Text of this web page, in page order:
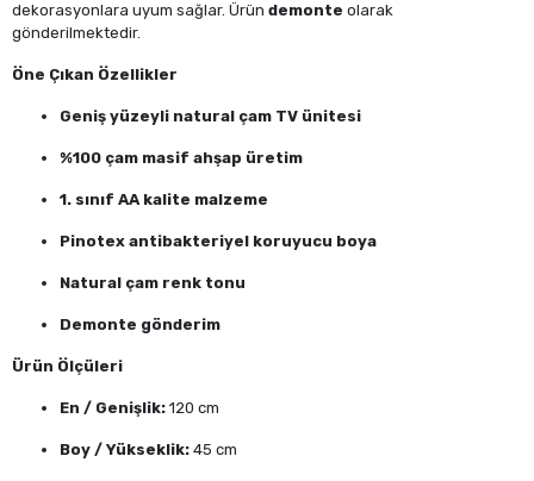
dekorasyonlara uyum sağlar. Ürün demonte olarak
gönderilmektedir.
Öne Çıkan Özellikler
Geniş yüzeyli natural çam TV ünitesi
%100 çam masif ahşap üretim
1. sınıf AA kalite malzeme
Pinotex antibakteriyel koruyucu boya
Natural çam renk tonu
Demonte gönderim
Ürün Ölçüleri
En / Genişlik: 120 cm
Boy / Yükseklik: 45 cm